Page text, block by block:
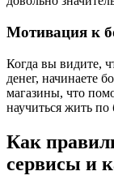
Мотивация к
Когда вы видите,
денег, начинаете
магазины, что
научиться жить по
Как
сервисы и